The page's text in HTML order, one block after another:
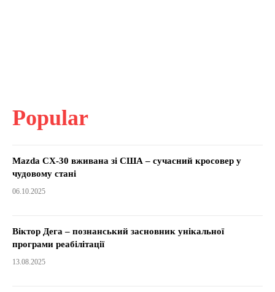
Popular
Mazda CX-30 вживана зі США – сучасний кросовер у
чудовому стані
06.10.2025
Віктор Дега – познанський засновник унікальної
програми реабілітації
13.08.2025